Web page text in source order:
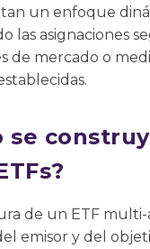
un enfoque
las asignaciones
de mercado o
se
de un ETF multi-
emisor y del